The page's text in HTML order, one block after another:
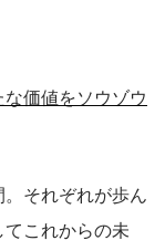
価値をソウゾウ
それぞれが歩ん
これからの未